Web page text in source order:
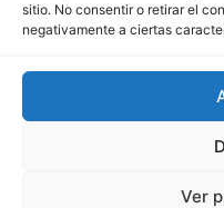
sitio. No consentir o retirar el
negativamente a ciertas
Ver